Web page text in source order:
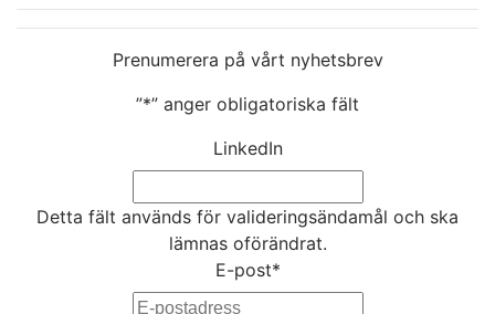
Prenumerera på vårt nyhetsbrev
”*” anger obligatoriska fält
LinkedIn
Detta fält används för valideringsändamål och ska
lämnas oförändrat.
E-post*